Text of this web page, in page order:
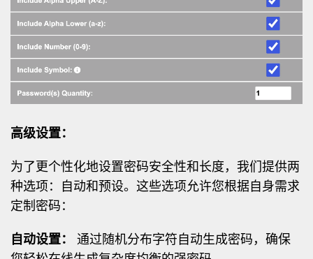
高级设置：
为了更个性化地设置密码安全性和长度，我们提供两
种选项：自动和预设。这些选项允许您根据自身需求
定制密码：
自动设置：
通过随机分布字符自动生成密码，确保